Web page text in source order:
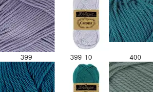
399 399-10 400